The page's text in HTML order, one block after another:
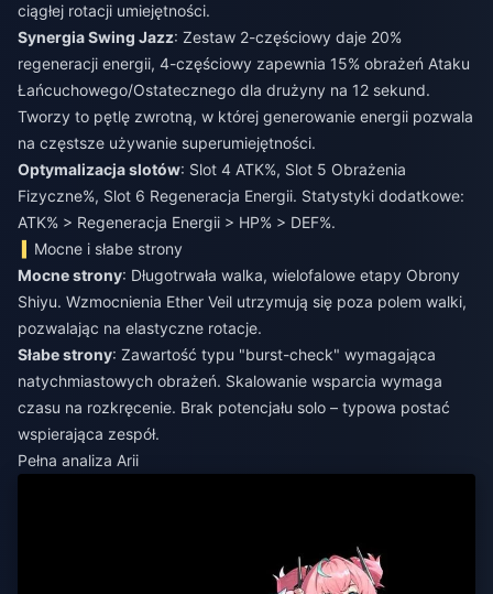
ciągłej rotacji umiejętności.
Synergia Swing Jazz: Zestaw 2-częściowy daje 20%
regeneracji energii, 4-częściowy zapewnia 15% obrażeń Ataku
Łańcuchowego/Ostatecznego dla drużyny na 12 sekund.
Tworzy to pętlę zwrotną, w której generowanie energii pozwala
na częstsze używanie superumiejętności.
Optymalizacja slotów: Slot 4 ATK%, Slot 5 Obrażenia
Fizyczne%, Slot 6 Regeneracja Energii. Statystyki dodatkowe:
ATK% > Regeneracja Energii > HP% > DEF%.
Mocne i słabe strony
Mocne strony: Długotrwała walka, wielofalowe etapy Obrony
Shiyu. Wzmocnienia Ether Veil utrzymują się poza polem walki,
pozwalając na elastyczne rotacje.
Słabe strony: Zawartość typu "burst-check" wymagająca
natychmiastowych obrażeń. Skalowanie wsparcia wymaga
czasu na rozkręcenie. Brak potencjału solo – typowa postać
wspierająca zespół.
Pełna analiza Arii